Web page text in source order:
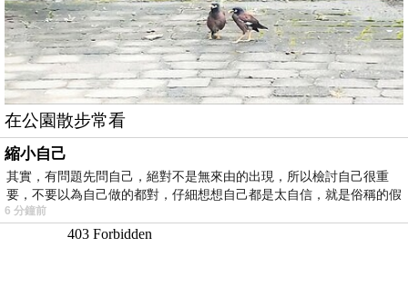
在公園散步常看
縮小自己
其實，有問題先問自己，絕對不是無來由的出現，所以檢討自己很重
要，不要以為自己做的都對，仔細想想自己都是太自信，就是俗稱的假
6 分鐘前